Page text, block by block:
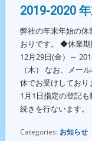
2019-2020
弊社の年末年始の休
おりです。 ◆休業
12月29日(金）～
（木） なお、メー
休でお受けしており
1月1日指定の登記
続きを行ないます。
Categories: お知らせ